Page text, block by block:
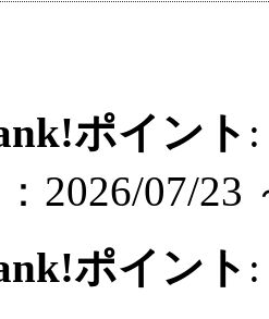
ポイント
2026/07/23
ポイント